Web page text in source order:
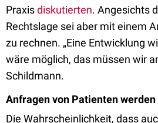
Praxisdiskutierten. Angesichts
Rechtslage sei aber mit einem
zu rechnen. „Eine Entwicklung
wäre möglich, das müssen wir
Schildmann.
Anfragen von Patienten
Die Wahrscheinlichkeit, dass